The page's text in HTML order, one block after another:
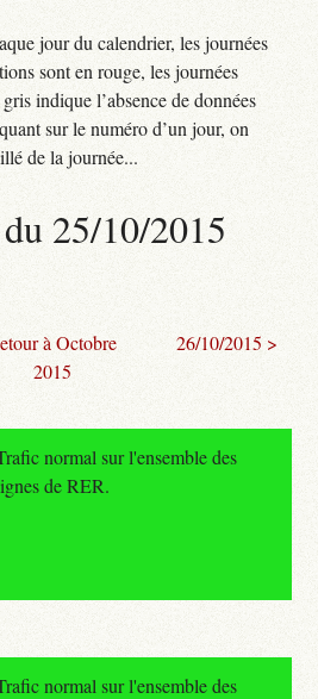
jour du calendrier, les journées
sont en rouge, les journées
indique l’absence de données
sur le numéro d’un jour, on
de la journée...
25/10/2015
à Octobre
2015
26/10/2015 >
normal sur l'ensemble des
de RER.
normal sur l'ensemble des